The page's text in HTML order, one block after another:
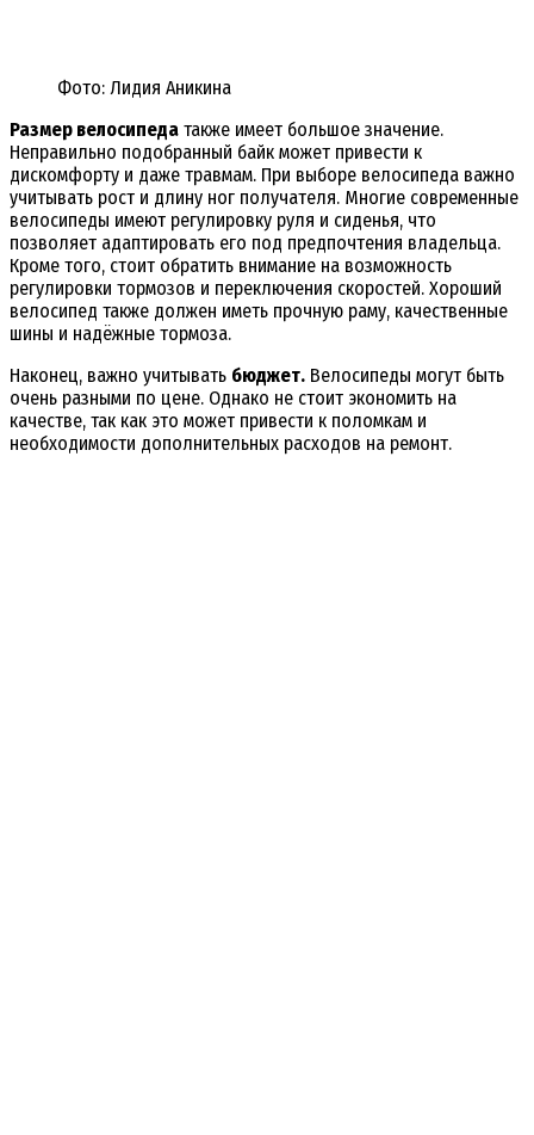
Фото: Лидия Аникина
Размер велосипеда также имеет большое значение.
Неправильно подобранный байк может привести к
дискомфорту и даже травмам. При выборе велосипеда важно
учитывать рост и длину ног получателя. Многие современные
велосипеды имеют регулировку руля и сиденья, что
позволяет адаптировать его под предпочтения владельца.
Кроме того, стоит обратить внимание на возможность
регулировки тормозов и переключения скоростей. Хороший
велосипед также должен иметь прочную раму, качественные
шины и надёжные тормоза.
Наконец, важно учитывать бюджет. Велосипеды могут быть
очень разными по цене. Однако не стоит экономить на
качестве, так как это может привести к поломкам и
необходимости дополнительных расходов на ремонт.